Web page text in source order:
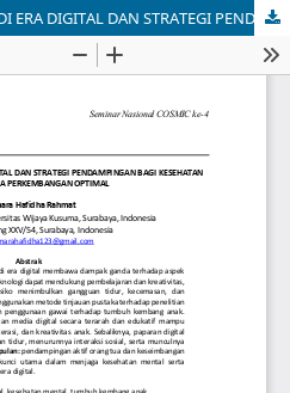
TUMBUH KEMBANG ANAK DI ERA DIGITAL DAN STRATEGI PENDAMPINGAN BAGI KESEHATAN MENTAL SERTA PERKEMBANGAN OPTIMAL